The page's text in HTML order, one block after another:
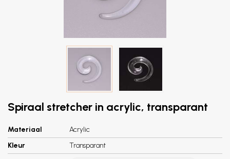
Spiraal stretcher in acrylic, transparant
Materiaal
Acrylic
Kleur
Transparant